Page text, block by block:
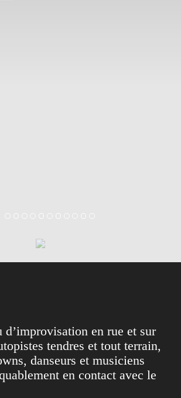
d’improvisation en rue et sur
tendres et tout terrain,
danseurs et musiciens
en contact avec le